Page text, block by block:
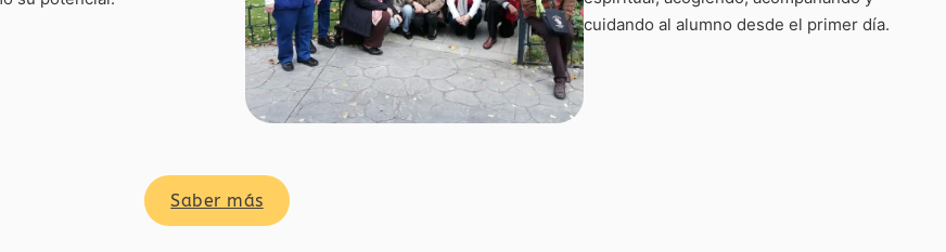
cuidando al alumno desde el primer día.
Saber más